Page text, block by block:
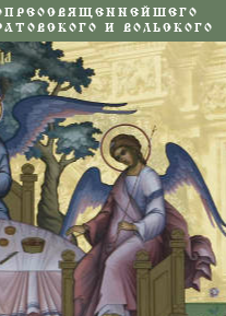
И ВОЛЬСКОГО